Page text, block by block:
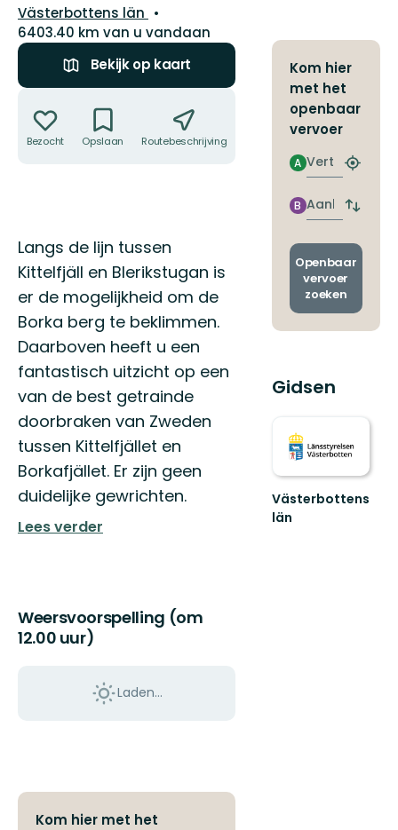
Regio:
Västerbottens län
6403.40 km van u vandaan
Bekijk op kaart
Bezocht Opslaan Routebeschrijving
Omschrijving
Langs de lijn tussen
Kittelfjäll en Blerikstugan is
er de mogelijkheid om de
Borka berg te beklimmen.
Daarboven heeft u een
fantastisch uitzicht op een
van de best getrainde
doorbraken van Zweden
tussen Kittelfjället en
Borkafjället. Er zijn geen
duidelijke gewrichten.
Lees verder
Weersvoorspelling (om
12.00 uur)
Laden…
Kom hier met het
Kom hier
met het
openbaar
vervoer
Vertrek
A
Zoek
halte
Aankomst
B
Wissel
en
Openbaar
vervoer
zoeken
Gidsen
Västerbottens
län